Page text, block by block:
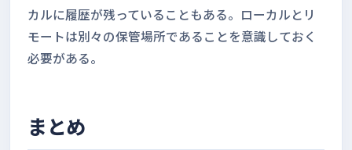
カルに履歴が残っていることもある。ローカルとリ
モートは別々の保管場所であることを意識しておく
必要がある。
まとめ